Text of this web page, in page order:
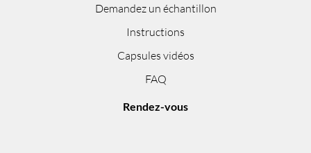
Demandez un échantillon
Instructions
Capsules vidéos
FAQ
Rendez-vous